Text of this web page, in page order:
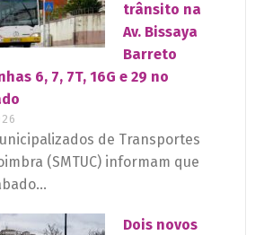
trânsito na
Av. Bissaya
Barreto
6, 7, 7T, 16G e 29 no
de Transportes
(SMTUC) informam que
Dois novos